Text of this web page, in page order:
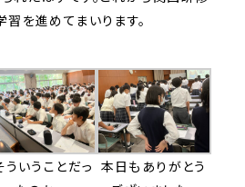
習を進めてまいります。
ういうことだっ 本日もありがとう